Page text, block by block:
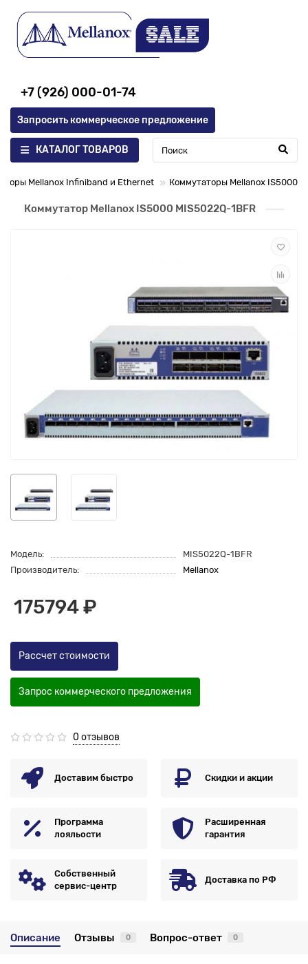
+7 (926) 000-01-74
Запросить коммерческое предложение
КАТАЛОГ ТОВАРОВ
Mellanox Infiniband и Ethernet Коммутаторы Mellanox IS5000
Коммутатор Mellanox IS5000 MIS5022Q-1BFR
Модель:
MIS5022Q-1BFR
Производитель:
Mellanox
175794 ₽
Рассчет стоимости
Запрос коммерческого предложения
0 отзывов
Доставим быстро Скидки и акции
Программа
лояльости
Расширенная
гарантия
Собственный
сервис-центр
Доставка по РФ
Описание Отзывы 0 Вопрос-ответ 0